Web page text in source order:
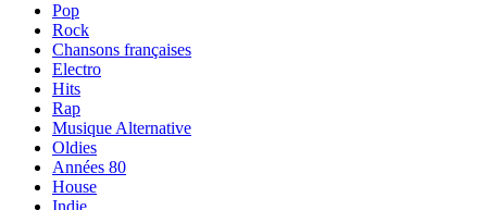
Pop
Rock
Chansons françaises
Electro
Hits
Rap
Musique Alternative
Oldies
Années 80
House